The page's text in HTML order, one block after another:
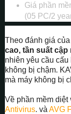
Giá phần
(05 PC/2
Theo đánh giá
cao, tần suất
nhiên yêu cầu
không bị chậm.
mà máy không bị
Về phần mềm diệt
Antivirus. và AVG